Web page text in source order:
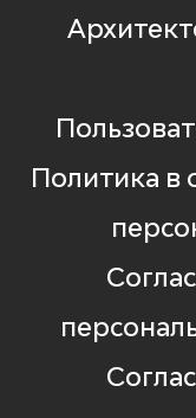
Политика в